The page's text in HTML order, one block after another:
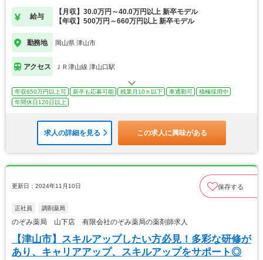
給与
【月収】30.0万円～40.0万円以上 新卒モデル
【年収】500万円～660万円以上 新卒モデル
勤務地 岡山県 津山市
アクセス ＪＲ津山線 津山口駅
年収650万円以上可 新卒も応募可能 残業月10ｈ以下 車通勤可
積極採用中
年間休日120日以上
求人の詳細を見る この求人に興味がある
更新日：2024年11月10日 保存する
正社員 調剤薬局
のぞみ薬局 山下店 有限会社のぞみ薬局の薬剤師求人
【津山市】スキルアップしたい方必見！多彩な研修が
あり、キャリアアップ、スキルアップをサポート◎